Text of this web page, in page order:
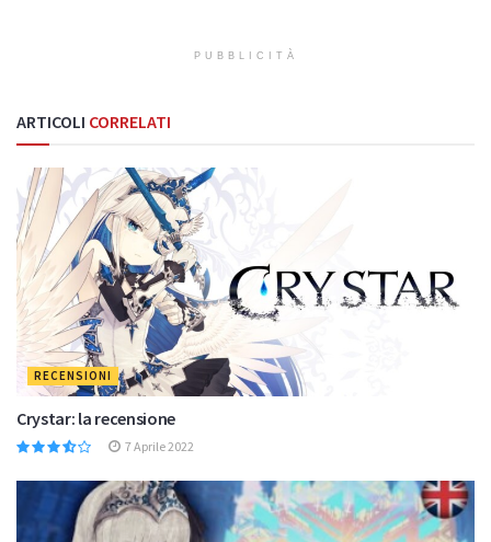
PUBBLICITÀ
ARTICOLI CORRELATI
RECENSIONI
Crystar: la recensione
7 Aprile 2022